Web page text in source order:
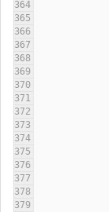
364
365
366
367
368
369
370
371
372
373
374
375
376
377
378
379